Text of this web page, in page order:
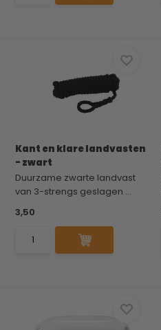
Kant en klare landvasten
- zwart
Duurzame zwarte landvast
van 3-strengs geslagen ...
3,50